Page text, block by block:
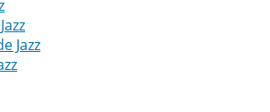
Jazz